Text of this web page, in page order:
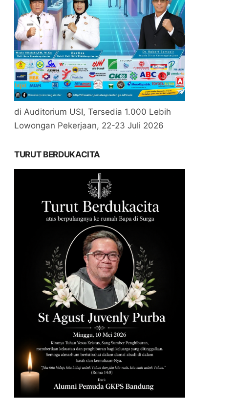
di Auditorium USI, Tersedia 1.000 Lebih
Lowongan Pekerjaan, 22-23 Juli 2026
TURUT BERDUKACITA